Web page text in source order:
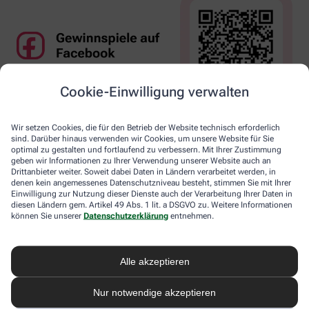
Cookie-Einwilligung verwalten
Wir setzen Cookies, die für den Betrieb der Website technisch erforderlich
sind. Darüber hinaus verwenden wir Cookies, um unsere Website für Sie
optimal zu gestalten und fortlaufend zu verbessern. Mit Ihrer Zustimmung
geben wir Informationen zu Ihrer Verwendung unserer Website auch an
Drittanbieter weiter. Soweit dabei Daten in Ländern verarbeitet werden, in
denen kein angemessenes Datenschutzniveau besteht, stimmen Sie mit Ihrer
Einwilligung zur Nutzung dieser Dienste auch der Verarbeitung Ihrer Daten in
diesen Ländern gem. Artikel 49 Abs. 1 lit. a DSGVO zu. Weitere Informationen
können Sie unserer Datenschutzerklärung entnehmen.
Alle akzeptieren
Nur notwendige akzeptieren